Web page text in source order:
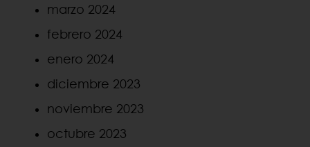
marzo 2024
febrero 2024
enero 2024
diciembre 2023
noviembre 2023
octubre 2023